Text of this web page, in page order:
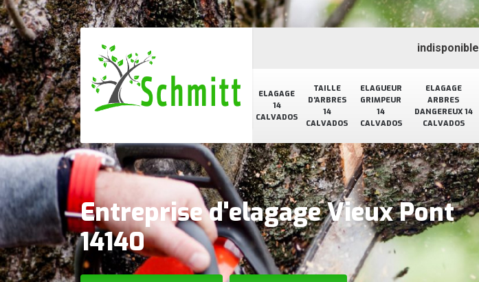
ELAGAGE
14
CALVADOS
TAILLE
D'ARBRES
14
CALVADOS
ELAGUEUR
GRIMPEUR
14
CALVADOS
ELAGAGE
ARBRES
DANGEREUX 14
CALVADOS
indisponible
Entreprise d'elagage Vieux Pont
14140